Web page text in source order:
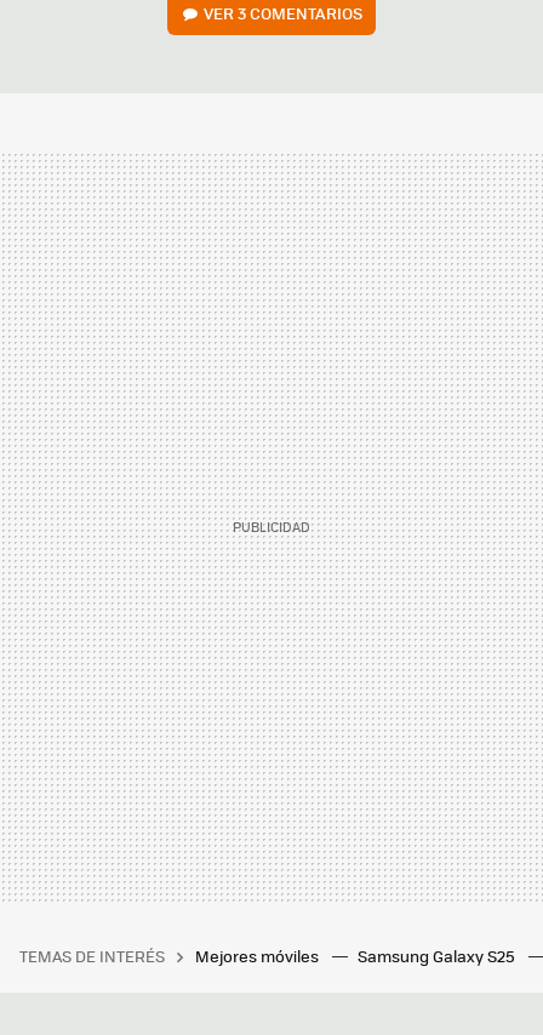
VER3 COMENTARIOS
TEMAS DE INTERÉS Mejores móviles Samsung Galaxy S25